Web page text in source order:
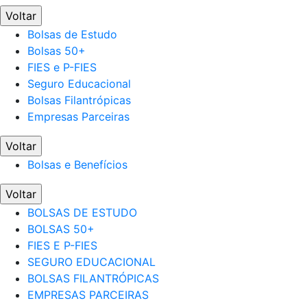
Voltar
Bolsas de Estudo
Bolsas 50+
FIES e P-FIES
Seguro Educacional
Bolsas Filantrópicas
Empresas Parceiras
Voltar
Bolsas e Benefícios
Voltar
BOLSAS DE ESTUDO
BOLSAS 50+
FIES E P-FIES
SEGURO EDUCACIONAL
BOLSAS FILANTRÓPICAS
EMPRESAS PARCEIRAS